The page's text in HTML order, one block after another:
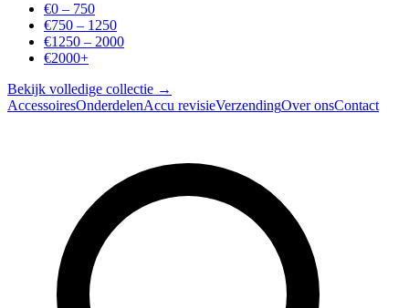
€0 – 750
€750 – 1250
€1250 – 2000
€2000+
Bekijk volledige collectie →
AccessoiresOnderdelenAccu revisieVerzendingOver onsContact